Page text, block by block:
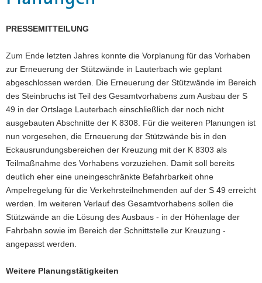
v
g
a
t
i
o
n
PRESSEMITTEILUNG
Zum Ende letzten Jahres konnte die Vorplanung für das Vorhaben
zur Erneuerung der Stützwände in Lauterbach wie geplant
abgeschlossen werden. Die Erneuerung der Stützwände im Bereich
des Steinbruchs ist Teil des Gesamtvorhabens zum Ausbau der S
49 in der Ortslage Lauterbach einschließlich der noch nicht
ausgebauten Abschnitte der K 8308. Für die weiteren Planungen ist
nun vorgesehen, die Erneuerung der Stützwände bis in den
Eckausrundungsbereichen der Kreuzung mit der K 8303 als
Teilmaßnahme des Vorhabens vorzuziehen. Damit soll bereits
deutlich eher eine uneingeschränkte Befahrbarkeit ohne
Ampelregelung für die Verkehrsteilnehmenden auf der S 49 erreicht
werden. Im weiteren Verlauf des Gesamtvorhabens sollen die
Stützwände an die Lösung des Ausbaus - in der Höhenlage der
Fahrbahn sowie im Bereich der Schnittstelle zur Kreuzung -
angepasst werden.
Weitere Planungstätigkeiten